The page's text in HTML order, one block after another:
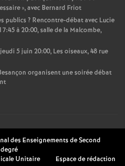
», avec Bernard Friot
publics ? Rencontre-débat avec Lucie
à 20:00, salle de la Malcombe,
5 juin 20:00, Les oiseaux, 48 rue
organisent une soirée débat
Espace de rédaction